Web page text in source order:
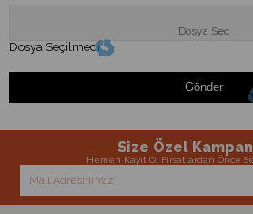
Dosya Seçilmedi
Gönder
Size Özel
Hemen Kayıt Ol Fırsatlardan Önce